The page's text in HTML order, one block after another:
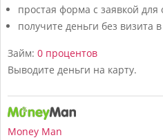
простая форма с заявкой
получите деньги без визита
Займ: 0 процентов
Выводите деньги на карту.
Money Man